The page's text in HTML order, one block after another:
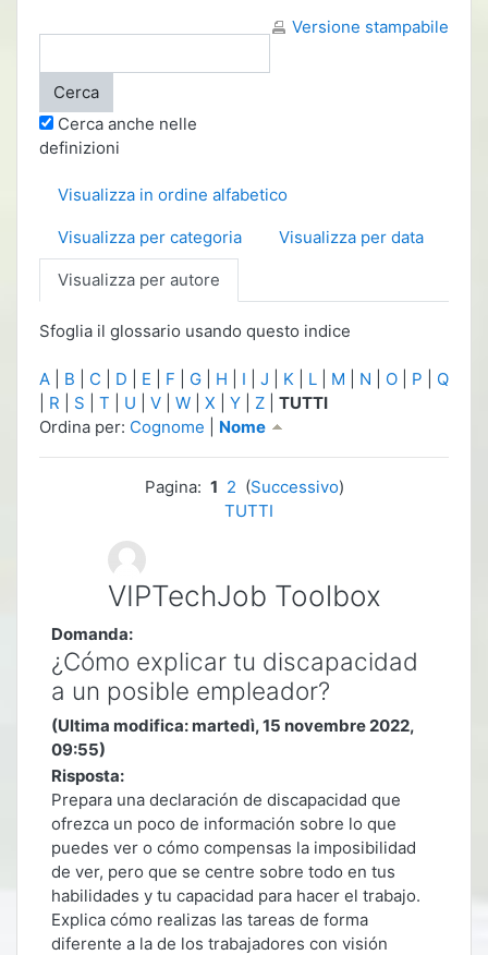
Versione stampabile
Cerca anche nelle
definizioni
Visualizza in ordine alfabetico
Visualizza per categoria Visualizza per data
Visualizza per autore
Sfoglia il glossario usando questo indice
A B C D E F G H I J K L M N O P
Q
R S T U V W X Y Z
TUTTI
Ordinato per Nome crescente
Ordina per: Cognome Nome
Pagina: 1 2 (Successivo)
TUTTI
VIPTechJob Toolbox
Domanda:
¿Cómo explicar tu discapacidad
a un posible empleador?
(Ultima modifica: martedì, 15 novembre 2022,
09:55)
Risposta:
Prepara una declaración de discapacidad que
ofrezca un poco de información sobre lo que
puedes ver o cómo compensas la imposibilidad
de ver, pero que se centre sobre todo en tus
habilidades y tu capacidad para hacer el trabajo.
Explica cómo realizas las tareas de forma
diferente a la de los trabajadores con visión